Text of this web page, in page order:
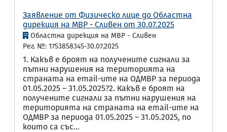
Заявление от Физическо лице до Областна
дирекция на МВР - Сливен от 30.07.2025
Областна дирекция на МВР - Сливен
Рег. №: 1753858345-30.07.2025
1. Какъв е броят на получените сигнали за
пътни нарушения на територията на
страната на email-ите на ОДМВР за периода
01.05.2025 – 31.05.2025?2. Какъв е броят на
получените сигнали за пътни нарушения на
територията на страната на email-ите на
ОДМВР за периода 01.05.2025 – 31.05.2025, по
които са със...